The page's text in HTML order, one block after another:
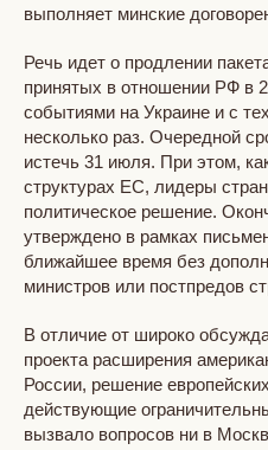
выполняет минские
Речь идет о продлении
принятых в отношении РФ в
событиями на Украине и с
несколько раз. Очередной
истечь 31 июля. При этом,
структурах ЕС, лидеры
политическое решение.
утверждено в рамках
ближайшее время без
министров или постпредов
В отличие от широко
проекта расширения
России, решение
действующие
вызвало вопросов ни в